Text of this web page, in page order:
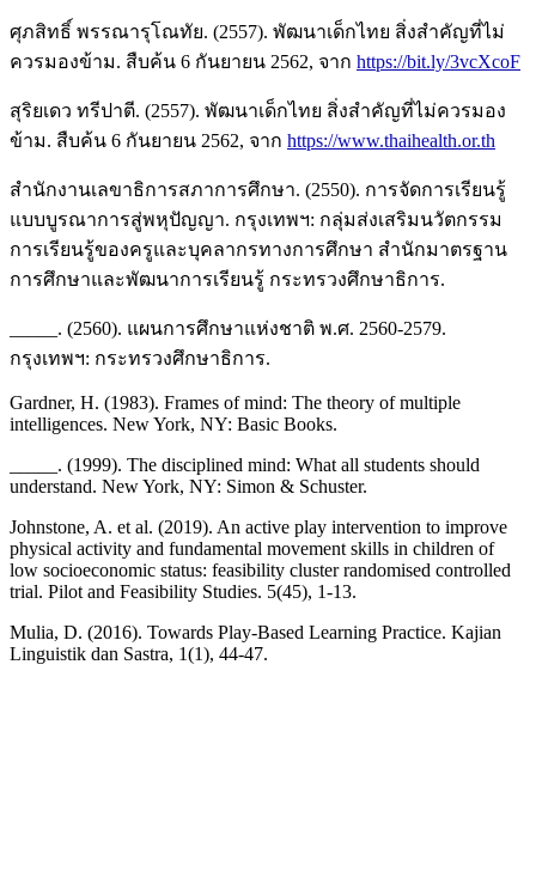
ศุภสิทธิ์ พรรณารุโณทัย. (2557). พัฒนาเด็กไทย สิ่งสำคัญที่ไม่
ควรมองข้าม. สืบค้น 6 กันยายน 2562, จาก https://bit.ly/3vcXcoF
สุริยเดว ทรีปาตี. (2557). พัฒนาเด็กไทย สิ่งสำคัญที่ไม่ควรมอง
ข้าม. สืบค้น 6 กันยายน 2562, จาก https://www.thaihealth.or.th
สำนักงานเลขาธิการสภาการศึกษา. (2550). การจัดการเรียนรู้
แบบบูรณาการสู่พหุปัญญา. กรุงเทพฯ: กลุ่มส่งเสริมนวัตกรรม
การเรียนรู้ของครูและบุคลากรทางการศึกษา สำนักมาตรฐาน
การศึกษาและพัฒนาการเรียนรู้ กระทรวงศึกษาธิการ.
_____. (2560). แผนการศึกษาแห่งชาติ พ.ศ. 2560-2579.
กรุงเทพฯ: กระทรวงศึกษาธิการ.
Gardner, H. (1983). Frames of mind: The theory of multiple
intelligences. New York, NY: Basic Books.
_____. (1999). The disciplined mind: What all students should
understand. New York, NY: Simon & Schuster.
Johnstone, A. et al. (2019). An active play intervention to improve
physical activity and fundamental movement skills in children of
low socioeconomic status: feasibility cluster randomised controlled
trial. Pilot and Feasibility Studies. 5(45), 1-13.
Mulia, D. (2016). Towards Play-Based Learning Practice. Kajian
Linguistik dan Sastra, 1(1), 44-47.